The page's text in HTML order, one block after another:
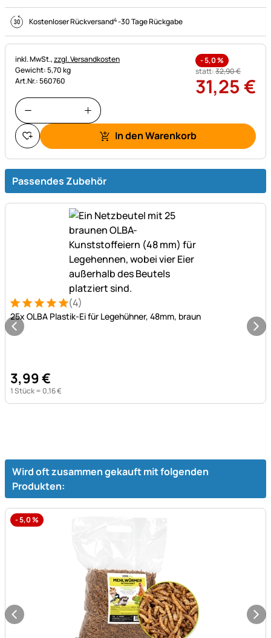
Kostenloser Rückversand4-30 Tage Rückgabe
Steuerhinweis:
inkl. MwSt.,zzgl. Versandkosten
Gewicht: 5,70 kg
Art.Nr.: 560760
-5,0%
statt:32,90€
31,25 €
In den Warenkorb
Passendes Zubehör
Bewertung: 5 von 5 (4 Bewertungen)
4 Bewertungen
(4)
25x OLBA Plastik-Ei für Legehühner, 48mm, braun
3,99€
1 Stück = 0,16€
Wird oft zusammen gekauft mit folgenden
Produkten:
-5,0%